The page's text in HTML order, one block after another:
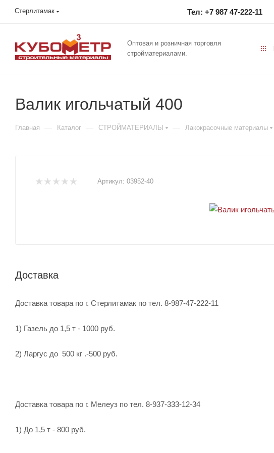
Стерлитамак Тел: +7 987 47-222-11
Оптовая и розничная торговля
стройматериалами.
Валик игольчатый 400
Главная — Каталог — СТРОЙМАТЕРИАЛЫ — Лакокрасочные материалы
Артикул: 03952-40
Доставка
Доставка товара по г. Стерлитамак по тел. 8-987-47-222-11
1) Газель до 1,5 т - 1000 руб.
2) Ларгус до 500 кг .-500 руб.
Доставка товара по г. Мелеуз по тел. 8-937-333-12-34
1) До 1,5 т - 800 руб.